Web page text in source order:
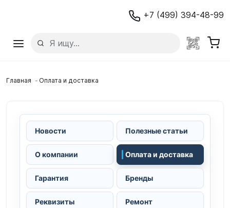
+7 (499) 394-48-99
Главная Оплата и доставка
Новости Полезные статьи
О компании Оплата и доставка
Гарантия Бренды
Реквизиты Ремонт